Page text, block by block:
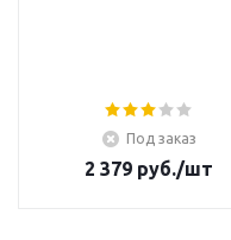
Под заказ
2 379 руб./шт